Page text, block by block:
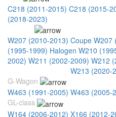
C218 (2011-2015) C218 (2015-
(2018-2023)
W207 (2010-2013) Coupe W207
(1995-1999) Halogen W210
2002) W211 (2002-2009) W212
W213 (2020-
G-Wagon
W463 (1991-2005) W463 (2005-
GL-class
W164 (2006-2012) X166 (2012-